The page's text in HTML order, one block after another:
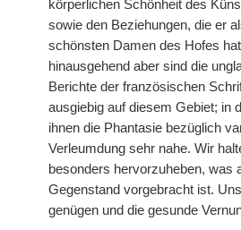
körperlichen Schönheit des
sowie den Beziehungen, die er
schönsten Damen des Hofes
hinausgehend aber sind die
Berichte der französischen
ausgiebig auf diesem Gebiet; in
ihnen die Phantasie bezüglich
Verleumdung sehr nahe. Wir
besonders hervorzuheben, was
Gegenstand vorgebracht ist.
genügen und die gesunde